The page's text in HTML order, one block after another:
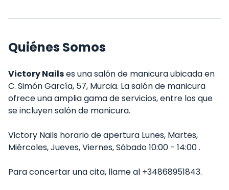
Quiénes Somos
Victory Nailses una salón de manicura ubicada en
C. Simón García, 57, Murcia. La salón de manicura
ofrece una amplia gama de servicios, entre los que
se incluyen salón de manicura.
Victory Nails horario de apertura Lunes, Martes,
Miércoles, Jueves, Viernes, Sábado 10:00 - 14:00 .
Para concertar una cita, llame al +34868951843.